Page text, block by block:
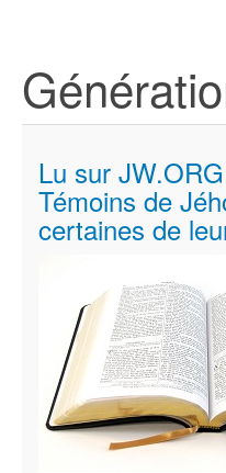
Lu sur
Témoins de
certaines de